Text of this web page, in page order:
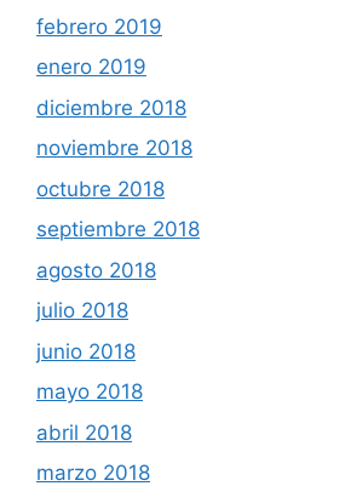
febrero 2019
enero 2019
diciembre 2018
noviembre 2018
octubre 2018
septiembre 2018
agosto 2018
julio 2018
junio 2018
mayo 2018
abril 2018
marzo 2018